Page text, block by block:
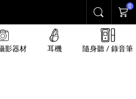
搜尋 購物
0
影器材 耳機 隨身聽 / 錄音筆